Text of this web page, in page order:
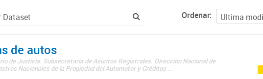
Ordenar
de autos
de Justicia. Subsecretaría de Asuntos Registrales. Dirección Nacional de
Nacionales de la Propiedad del Automotor y Créditos ...